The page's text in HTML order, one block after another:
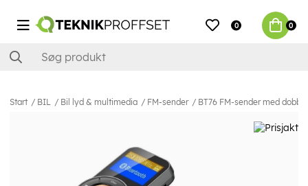
0 0
Start BIL Bil lyd & multimedia FM-sender BT76 FM-sender med